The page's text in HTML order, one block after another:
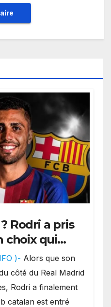
Rodri a pris
choix qui
bruit
)- Alors que son
côté du Real Madrid
Rodri a finalement
catalan est entré